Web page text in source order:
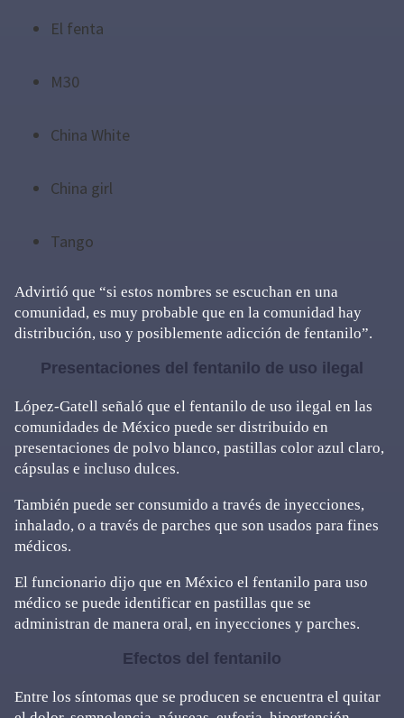
El fenta
M30
China White
China girl
Tango
Advirtió que “si estos nombres se escuchan en una
comunidad, es muy probable que en la comunidad hay
distribución, uso y posiblemente adicción de fentanilo”.
Presentaciones del fentanilo de uso ilegal
López-Gatell señaló que el fentanilo de uso ilegal en las
comunidades de México puede ser distribuido en
presentaciones de polvo blanco, pastillas color azul claro,
cápsulas e incluso dulces.
También puede ser consumido a través de inyecciones,
inhalado, o a través de parches que son usados para fines
médicos.
El funcionario dijo que en México el fentanilo para uso
médico se puede identificar en pastillas que se
administran de manera oral, en inyecciones y parches.
Efectos del fentanilo
Entre los síntomas que se producen se encuentra el quitar